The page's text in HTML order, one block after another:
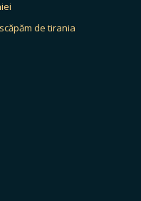
scăpăm de tirania